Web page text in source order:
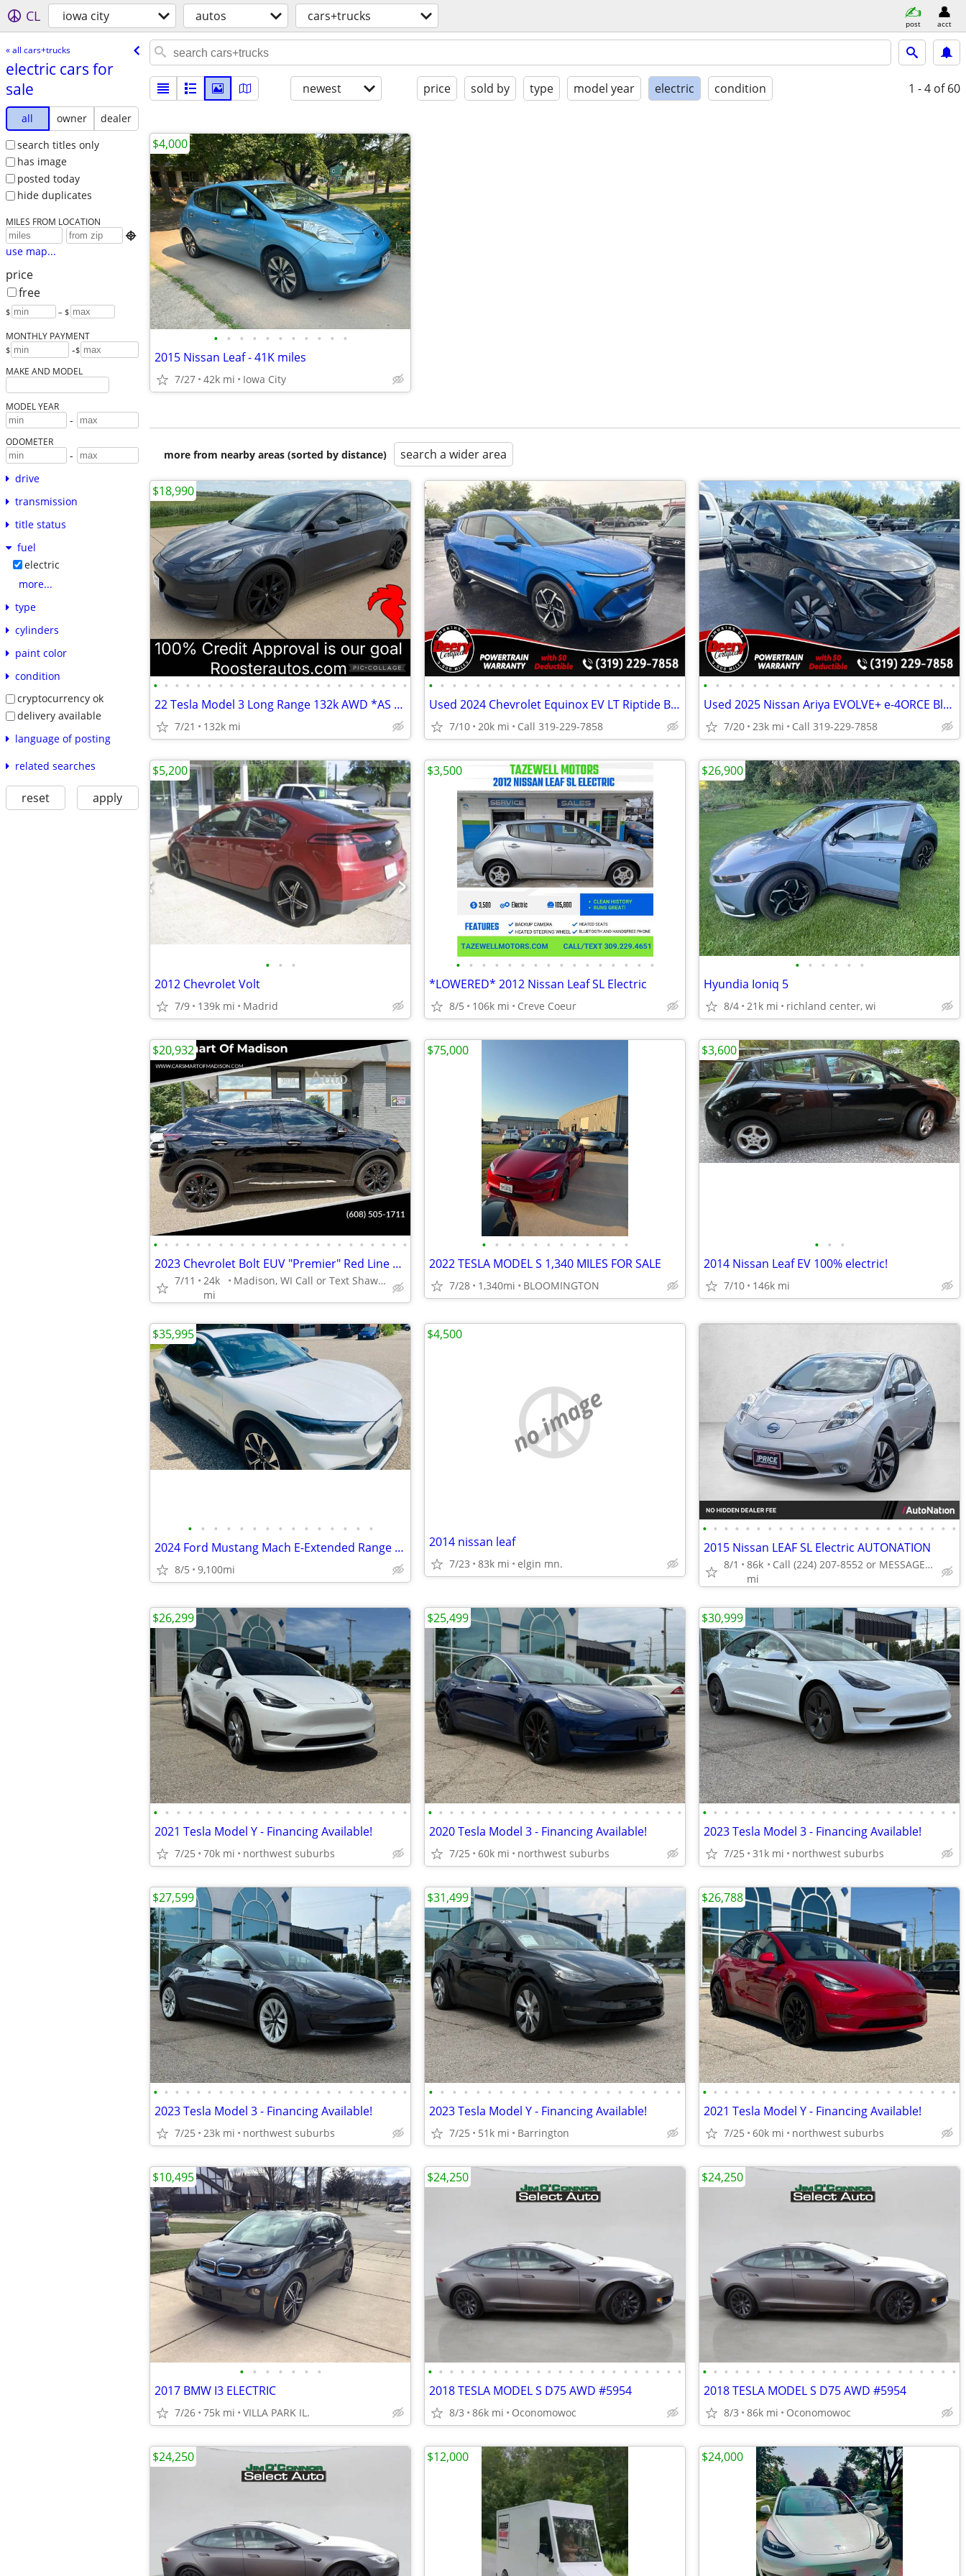
CL iowa city autos cars+trucks post acct
« all cars+trucks
electric cars for
sale
all owner
dealer
search titles only
has image
posted today
hide duplicates
MILES FROM LOCATION

use map...
price
free
$ – $
MONTHLY PAYMENT
$ -$
MAKE AND MODEL
MODEL YEAR
-
ODOMETER
-
drive
transmission
title status
fuel
electric
more...
type
cylinders
paint color
condition
cryptocurrency ok
delivery available
language of posting
related searches
reset apply
newest price sold by type model year electric condition 1 - 4 of 60
• • • • • • • • • • •
2015 Nissan Leaf - 41K miles
7/27 42k mi Iowa City
$4,000
more from nearby areas (sorted by distance) search a wider area
• • • • • • • • • • • • • • • • • • • • • • • •
22 Tesla Model 3 Long Range 132k AWD *AS LOW AS $500 DOWN
7/21 132k mi
$18,990
• • • • • • • • • • • • • • • • • • • • • •
Used 2024 Chevrolet Equinox EV LT Riptide Blue Metallic
7/10 20k mi Call 319-229-7858
• • • • • • • • • • • • • • • • • • • • •
Used 2025 Nissan Ariya EVOLVE+ e-4ORCE Black Diamond Pearl
7/20 23k mi Call 319-229-7858
• • •
2012 Chevrolet Volt
7/9 139k mi Madrid
$5,200
• • • • • • • • • • • • • • • •
*LOWERED* 2012 Nissan Leaf SL Electric
8/5 106k mi Creve Coeur
$3,500
• • • • • •
Hyundia Ioniq 5
8/4 21k mi richland center, wi
$26,900
• • • • • • • • • • • • • • • • • • • • • • • •
2023 Chevrolet Bolt EUV "Premier" Red Line 23k Local Clean Title
7/11
24k
mi
Madison, WI Call or Text Shawn 608-505-1711
$20,932
• • • • • • • • • • • •
2022 TESLA MODEL S 1,340 MILES FOR SALE
7/28 1,340mi BLOOMINGTON
$75,000
• • •
2014 Nissan Leaf EV 100% electric!
7/10 146k mi
$3,600
• • • • • • • • • • • • • • •
2024 Ford Mustang Mach E-Extended Range Battery, BUY NO GAS ANYMORE!
8/5 9,100mi
$35,995
no image
2014 nissan leaf
7/23 83k mi elgin mn.
$4,500
• • • • • • • • • • • • • • • • • • • • • • • •
2015 Nissan LEAF SL Electric AUTONATION
8/1
86k
mi
Call (224) 207-8552 or MESSAGE/CHAT to confirm availability
• • • • • • • • • • • • • • • • • • • • • • •
2021 Tesla Model Y - Financing Available!
7/25 70k mi northwest suburbs
$26,299
• • • • • • • • • • • • • • • • • • • • • • • •
2020 Tesla Model 3 - Financing Available!
7/25 60k mi northwest suburbs
$25,499
• • • • • • • • • • • • • • • • • • • • • • • •
2023 Tesla Model 3 - Financing Available!
7/25 31k mi northwest suburbs
$30,999
• • • • • • • • • • • • • • • • • • • • • • • •
2023 Tesla Model 3 - Financing Available!
7/25 23k mi northwest suburbs
$27,599
• • • • • • • • • • • • • • • • • • • • • •
2023 Tesla Model Y - Financing Available!
7/25 51k mi Barrington
$31,499
• • • • • • • • • • • • • • • • • • • • • • • •
2021 Tesla Model Y - Financing Available!
7/25 60k mi northwest suburbs
$26,788
• • • • • • •
2017 BMW I3 ELECTRIC
7/26 75k mi VILLA PARK IL.
$10,495
• • • • • • • • • • • • • • • • • • • • • • • •
2018 TESLA MODEL S D75 AWD #5954
8/3 86k mi Oconomowoc
$24,250
• • • • • • • • • • • • • • • • • • • • • • • •
2018 TESLA MODEL S D75 AWD #5954
8/3 86k mi Oconomowoc
$24,250
$24,250 $12,000 $24,000